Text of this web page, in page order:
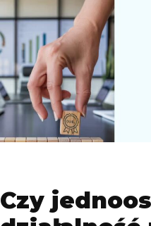
Czy